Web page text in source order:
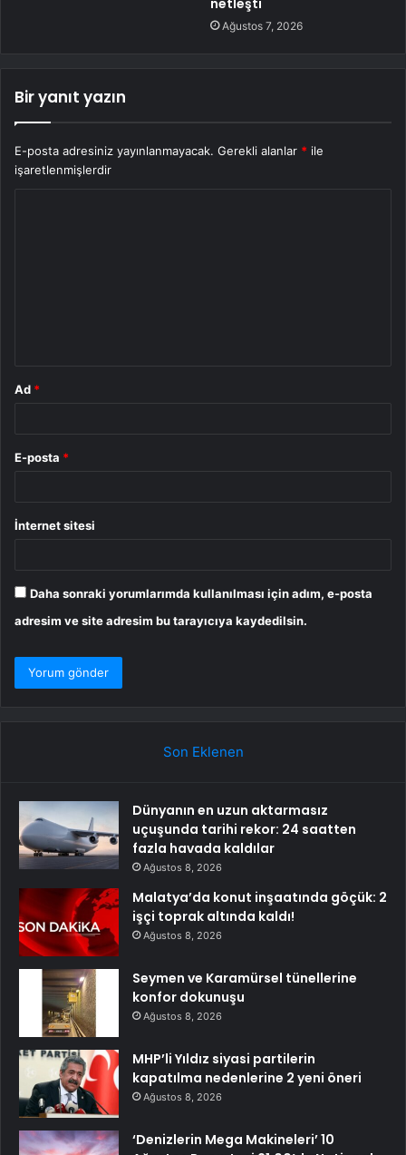
netleşti
Ağustos 7, 2026
Bir yanıt yazın
E-posta adresiniz yayınlanmayacak. Gerekli alanlar * ile
işaretlenmişlerdir
Ad *
E-posta *
İnternet sitesi
Daha sonraki yorumlarımda kullanılması için adım, e-posta
adresim ve site adresim bu tarayıcıya kaydedilsin.
Son Eklenen
Dünyanın en uzun aktarmasız
uçuşunda tarihi rekor: 24 saatten
fazla havada kaldılar
Ağustos 8, 2026
Malatya’da konut inşaatında göçük: 2
işçi toprak altında kaldı!
Ağustos 8, 2026
Seymen ve Karamürsel tünellerine
konfor dokunuşu
Ağustos 8, 2026
MHP’li Yıldız siyasi partilerin
kapatılma nedenlerine 2 yeni öneri
Ağustos 8, 2026
‘Denizlerin Mega Makineleri’ 10